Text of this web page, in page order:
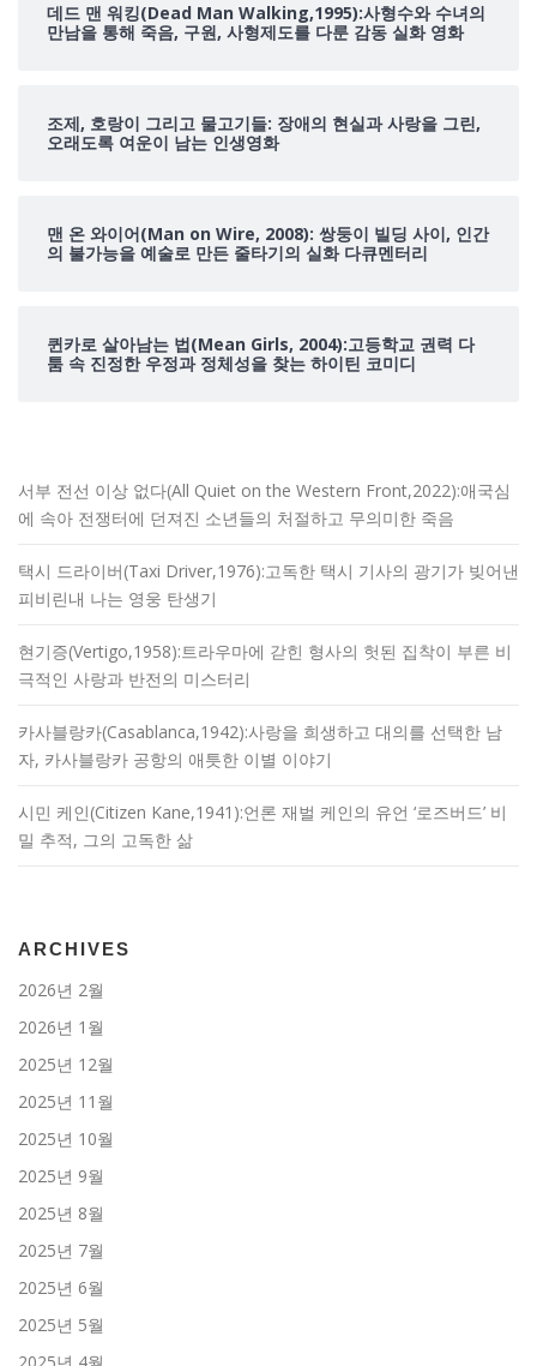
데드 맨 워킹(Dead Man Walking,1995):사형수와 수녀의
만남을 통해 죽음, 구원, 사형제도를 다룬 감동 실화 영화
조제, 호랑이 그리고 물고기들: 장애의 현실과 사랑을 그린,
오래도록 여운이 남는 인생영화
맨 온 와이어(Man on Wire, 2008): 쌍둥이 빌딩 사이, 인간
의 불가능을 예술로 만든 줄타기의 실화 다큐멘터리
퀸카로 살아남는 법(Mean Girls, 2004):고등학교 권력 다
툼 속 진정한 우정과 정체성을 찾는 하이틴 코미디
서부 전선 이상 없다(All Quiet on the Western Front,2022):애국심
에 속아 전쟁터에 던져진 소년들의 처절하고 무의미한 죽음
택시 드라이버(Taxi Driver,1976):고독한 택시 기사의 광기가 빚어낸
피비린내 나는 영웅 탄생기
현기증(Vertigo,1958):트라우마에 갇힌 형사의 헛된 집착이 부른 비
극적인 사랑과 반전의 미스터리
카사블랑카(Casablanca,1942):사랑을 희생하고 대의를 선택한 남
자, 카사블랑카 공항의 애틋한 이별 이야기
시민 케인(Citizen Kane,1941):언론 재벌 케인의 유언 ‘로즈버드’ 비
밀 추적, 그의 고독한 삶
ARCHIVES
2026년 2월
2026년 1월
2025년 12월
2025년 11월
2025년 10월
2025년 9월
2025년 8월
2025년 7월
2025년 6월
2025년 5월